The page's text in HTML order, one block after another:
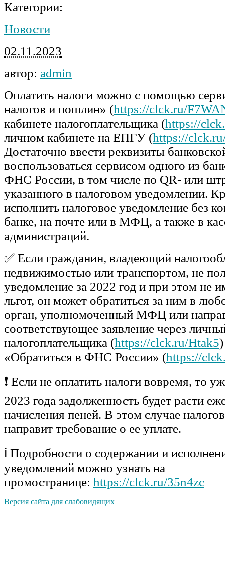
Категории:
Новости
02.11.2023
автор: admin
Оплатить налоги можно с помощью
налогов и пошлин» (https://clck.ru/
кабинете налогоплательщика (https://
личном кабинете на ЕПГУ (https://
Достаточно ввести реквизиты
воспользоваться сервисом одного из
ФНС России, в том числе по QR- или
указанного в налоговом уведомлении.
исполнить налоговое уведомление без
банке, на почте или в МФЦ, а также в
администраций.
✅ Если гражданин, владеющий
недвижимостью или транспортом, не
уведомление за 2022 год и при этом не
льгот, он может обратиться за ним в
орган, уполномоченный МФЦ или
соответствующее заявление через
налогоплательщика (https://clck.ru/Htak5
«Обратиться в ФНС России» (https://
❗ Если не оплатить налоги вовремя, то
2023 года задолженность будет расти
начисления пеней. В этом случае
направит требование о ее уплате.
ℹ Подробности о содержании и
уведомлений можно узнать на
промостранице: https://clck.ru/35n4zc
Версия сайта для слабовидящих